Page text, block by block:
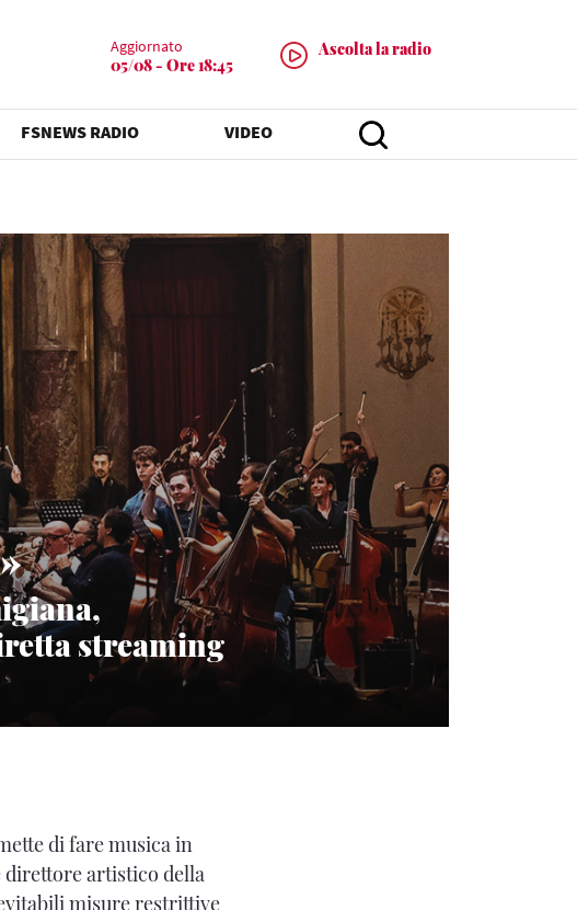
Aggiornato
05/08 - Ore 18:45
Ascolta la radio
FSNEWS RADIO VIDEO
streaming
di fare musica in
direttore artistico della
misure restrittive